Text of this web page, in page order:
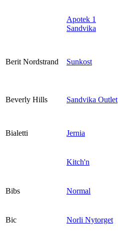
Apotek 1
Sandvika
Berit Nordstrand Sunkost
Beverly Hills Sandvika Outlet
Bialetti Jernia
Kitch'n
Bibs Normal
Bic Norli Nytorget